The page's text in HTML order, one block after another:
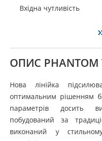
Вхідна чутливість
ОПИС PHANTOM
Нова лінійка
оптимальним рішенням
параметрів досить
побудований за
виконаний у